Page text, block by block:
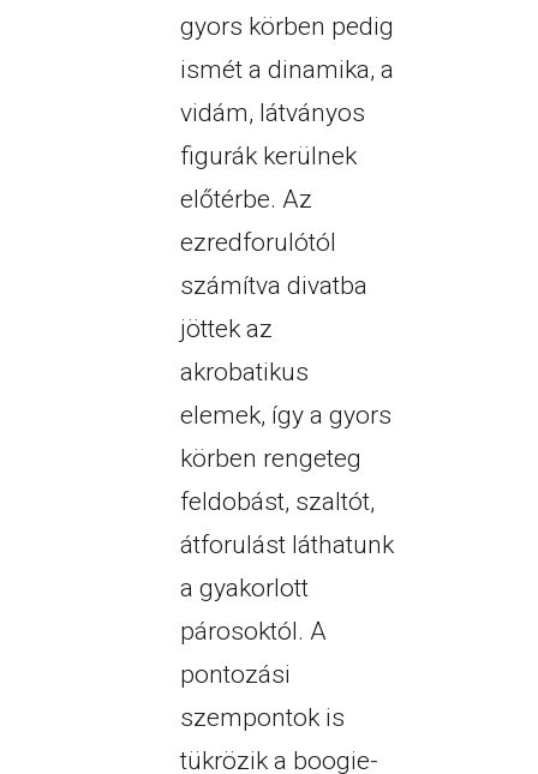
gyors körben pedig
ismét a dinamika, a
vidám, látványos
figurák kerülnek
előtérbe. Az
ezredforulótól
számítva divatba
jöttek az
akrobatikus
elemek, így a gyors
körben rengeteg
feldobást, szaltót,
átforulást láthatunk
a gyakorlott
párosoktól. A
pontozási
szempontok is
tükrözik a boogie-